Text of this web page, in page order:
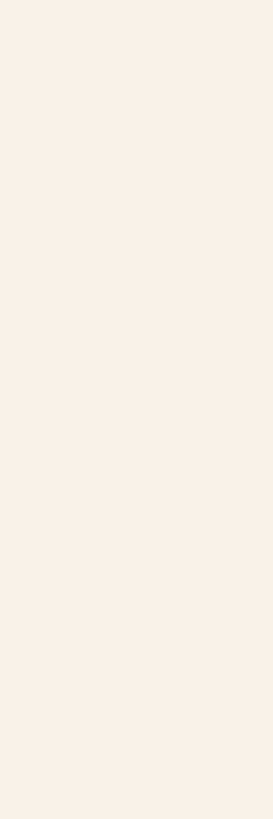
i sin reducerade, aktiva form för optimal biotillgänglighet.
utom räckhåll för barn.